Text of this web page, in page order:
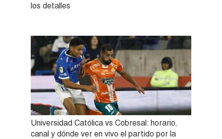
los detalles
Universidad Católica vs Cobresal: horario,
canal y dónde ver en vivo el partido por la